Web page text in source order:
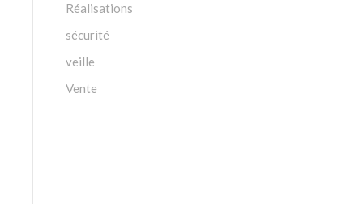
Réalisations
sécurité
veille
Vente